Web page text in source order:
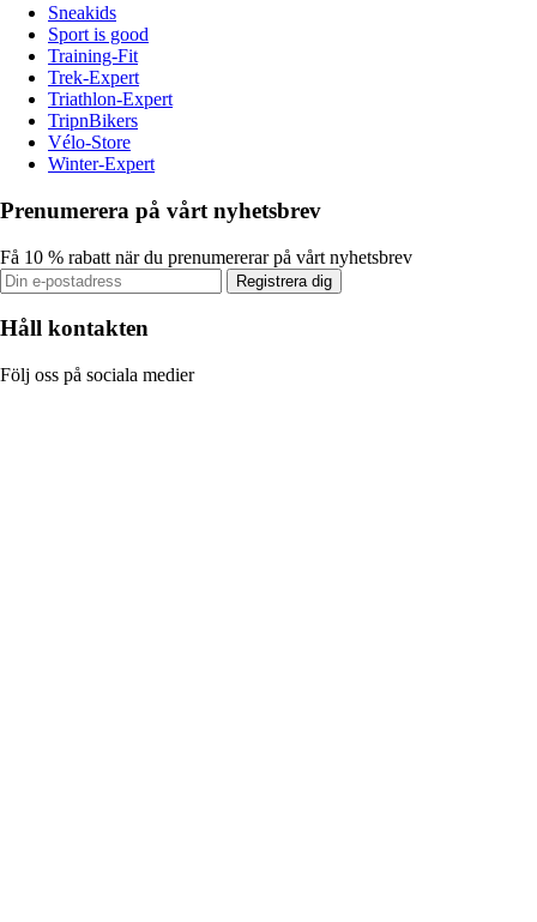
Sneakids
Sport is good
Training-Fit
Trek-Expert
Triathlon-Expert
TripnBikers
Vélo-Store
Winter-Expert
Prenumerera på vårt nyhetsbrev
Få 10 % rabatt när du prenumererar på vårt nyhetsbrev
Registrera dig
Håll kontakten
Följ oss på sociala medier